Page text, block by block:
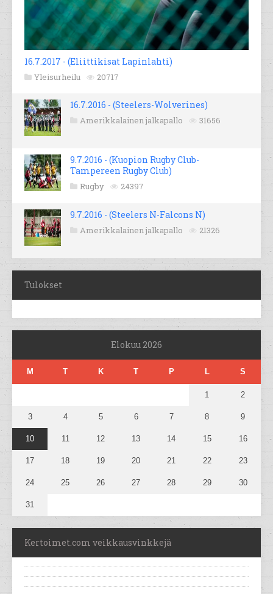
16.7.2017 - (Eliittikisat Lapinlahti)
Yleisurheilu 20717
16.7.2016 - (Steelers-Wolverines)
Amerikkalainen jalkapallo 31656
9.7.2016 - (Kuopion Rugby Club-
Tampereen Rugby Club)
Rugby 24397
9.7.2016 - (Steelers N-Falcons N)
Amerikkalainen jalkapallo 21326
Tulokset
Elokuu 2026
M T K T P L S
1 2
3 4 5 6 7 8 9
10 11 12 13 14 15 16
17 18 19 20 21 22 23
24 25 26 27 28 29 30
31
Kertoimet.com veikkausvinkkejä